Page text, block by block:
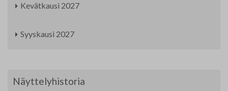
Kevätkausi 2027
Syyskausi 2027
Näyttelyhistoria